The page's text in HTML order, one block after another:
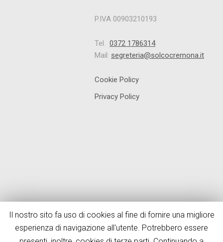
P.IVA 00903210193
Tel. 0372 1786314
Mail: segreteria@solcocremona.it
Cookie Policy
Privacy Policy
Il nostro sito fa uso di cookies al fine di fornire una migliore
esperienza di navigazione all'utente. Potrebbero essere